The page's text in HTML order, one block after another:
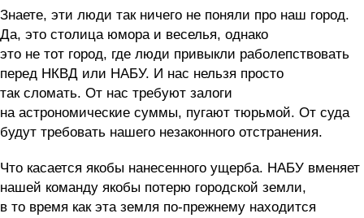
Знаете, эти люди так ничего не поняли про наш город.
Да, это столица юмора и веселья, однако
это не тот город, где люди привыкли раболепствовать
перед НКВД или НАБУ. И нас нельзя просто
так сломать. От нас требуют залоги
на астрономические суммы, пугают тюрьмой. От суда
будут требовать нашего незаконного отстранения.
Что касается якобы нанесенного ущерба. НАБУ вменяет
нашей команду якобы потерю городской земли,
в то время как эта земля по-прежнему находится